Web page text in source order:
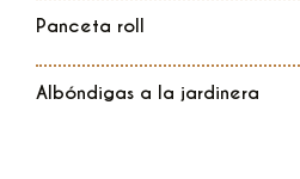
Panceta roll
Albóndigas a la jardinera